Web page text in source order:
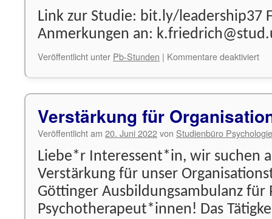
Link zur Studie: bit.ly/leadership37
Anmerkungen an:
Veröffentlicht unter Pb-Stunden | Kommentare deaktiviertfür
Verstärkung für
Veröffentlicht am 20. Juni 2022von Studienbüro Psychologie
Liebe*r Interessent*in, wir suchen
Verstärkung für unser
Göttinger Ausbildungsambulanz für
Psychotherapeut*innen! Das